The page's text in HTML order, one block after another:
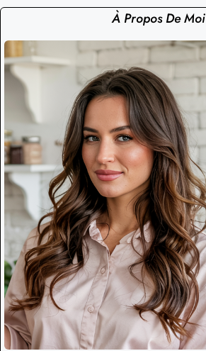
À Propos De Moi